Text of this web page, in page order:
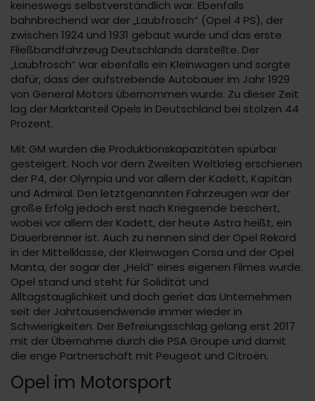
keineswegs selbstverständlich war. Ebenfalls
bahnbrechend war der „Laubfrosch“ (Opel 4 PS), der
zwischen 1924 und 1931 gebaut wurde und das erste
Fließbandfahrzeug Deutschlands darstellte. Der
„Laubfrosch“ war ebenfalls ein Kleinwagen und sorgte
dafür, dass der aufstrebende Autobauer im Jahr 1929
von General Motors übernommen wurde. Zu dieser Zeit
lag der Marktanteil Opels in Deutschland bei stolzen 44
Prozent.
Mit GM wurden die Produktionskapazitäten spürbar
gesteigert. Noch vor dem Zweiten Weltkrieg erschienen
der P4, der Olympia und vor allem der Kadett, Kapitän
und Admiral. Den letztgenannten Fahrzeugen war der
große Erfolg jedoch erst nach Kriegsende beschert,
wobei vor allem der Kadett, der heute Astra heißt, ein
Dauerbrenner ist. Auch zu nennen sind der Opel Rekord
in der Mittelklasse, der Kleinwagen Corsa und der Opel
Manta, der sogar der „Held“ eines eigenen Filmes wurde.
Opel stand und steht für Solidität und
Alltagstauglichkeit und doch geriet das Unternehmen
seit der Jahrtausendwende immer wieder in
Schwierigkeiten. Der Befreiungsschlag gelang erst 2017
mit der Übernahme durch die PSA Groupe und damit
die enge Partnerschaft mit Peugeot und Citroën.
Opel im Motorsport